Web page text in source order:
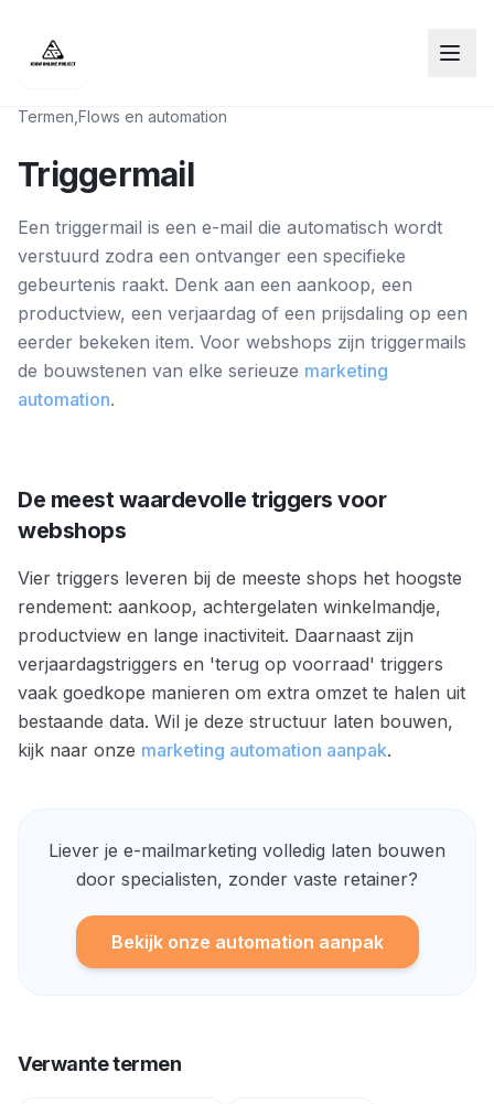
Termen Flows en automation
Triggermail
Een triggermail is een e-mail die automatisch wordt
verstuurd zodra een ontvanger een specifieke
gebeurtenis raakt. Denk aan een aankoop, een
productview, een verjaardag of een prijsdaling op een
eerder bekeken item. Voor webshops zijn triggermails
de bouwstenen van elke serieuze marketing
automation.
De meest waardevolle triggers voor
webshops
Vier triggers leveren bij de meeste shops het hoogste
rendement: aankoop, achtergelaten winkelmandje,
productview en lange inactiviteit. Daarnaast zijn
verjaardagstriggers en 'terug op voorraad' triggers
vaak goedkope manieren om extra omzet te halen uit
bestaande data. Wil je deze structuur laten bouwen,
kijk naar onze marketing automation aanpak.
Liever je e-mailmarketing volledig laten bouwen
door specialisten, zonder vaste retainer?
Bekijk onze automation aanpak
Verwante termen